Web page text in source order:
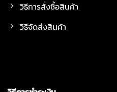
วิธีการสั่งซื้อสินค้า
วิธีจัดส่งสินค้า